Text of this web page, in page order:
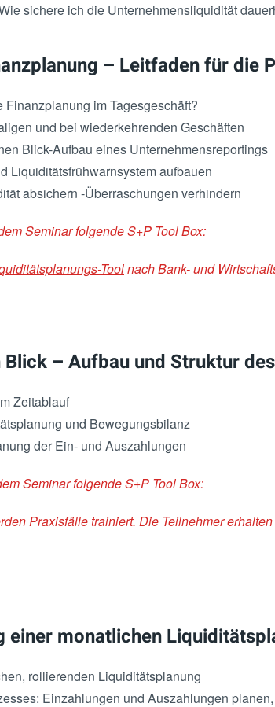
sichere ich die Unternehmensliquidität
– Leitfaden für die
im Tagesgeschäft?
und bei wiederkehrenden Geschäften
Blick-Aufbau eines Unternehmensreportings
Liquiditätsfrühwarnsystem aufbauen
absichern -Überraschungen verhindern
Seminar folgende S+P Tool Box:
Toolnach Bank- und
– Aufbau und Struktur
Zeitablauf
und Bewegungsbilanz
der Ein- und Auszahlungen
Seminar folgende S+P Tool Box:
Praxisfälle trainiert. Die Teilnehmer
einer monatlichen
rollierenden Liquiditätsplanung
Einzahlungen und Auszahlungen